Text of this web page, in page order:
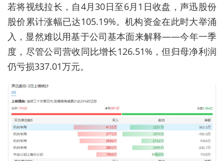
若将视线拉长，自4月30日至6月1日收盘，声迅股份
股价累计涨幅已达105.19%。机构资金在此时大举涌
入，显然难以用基于公司基本面来解释——今年一季
度，尽管公司营收同比增长126.51%，但归母净利润
仍亏损337.01万元。